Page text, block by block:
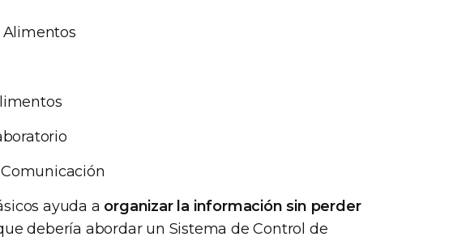
Alimentos
ayuda a organizar la información sin perder
debería abordar un Sistema de Control de